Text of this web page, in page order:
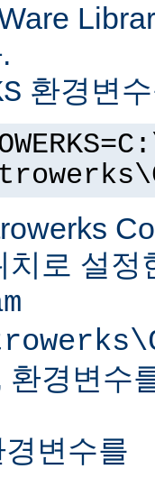
환경변
치로 설정
환경변수
경변수를